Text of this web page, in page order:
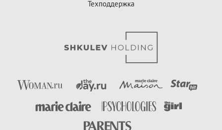
Техподдержка